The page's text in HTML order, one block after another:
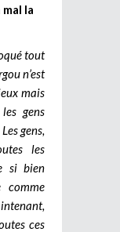
la
tout
n’est
mais
gens
gens,
les
si bien
comme
ces